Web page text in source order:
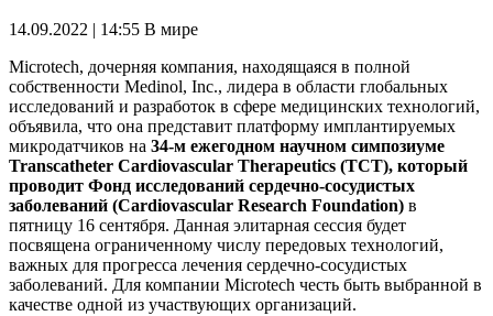
14.09.2022 | 14:55 В мире
Microtech, дочерняя компания, находящаяся в полной
собственности Medinol, Inc., лидера в области глобальных
исследований и разработок в сфере медицинских технологий,
объявила, что она представит платформу имплантируемых
микродатчиков на 34-м ежегодном научном симпозиуме
Transcatheter Cardiovascular Therapeutics (TCT), который
проводит Фонд исследований сердечно-сосудистых
заболеваний (Cardiovascular Research Foundation) в
пятницу 16 сентября. Данная элитарная сессия будет
посвящена ограниченному числу передовых технологий,
важных для прогресса лечения сердечно-сосудистых
заболеваний. Для компании Microtech честь быть выбранной в
качестве одной из участвующих организаций.